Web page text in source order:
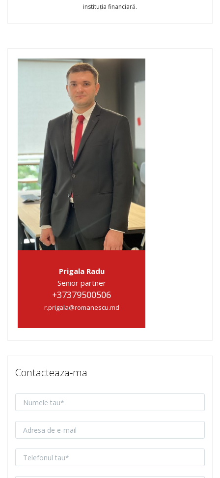
instituția financiară.
Prigala Radu
Senior partner
+37379500506
r.prigala@romanescu.md
Contacteaza-ma